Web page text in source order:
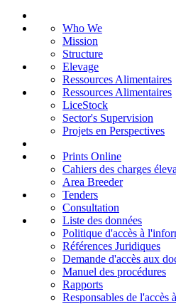
Who We
Mission
Structure
Elevage
Ressources Alimentaires
Ressources Alimentaires
LiceStock
Sector's Supervision
Projets en Perspectives
Prints Online
Cahiers des charges
Area Breeder
Tenders
Consultation
Liste des données
Politique d'accès à
Références Juridiques
Demande d'accès aux
Manuel des procédures
Rapports
Responsables de l'accès